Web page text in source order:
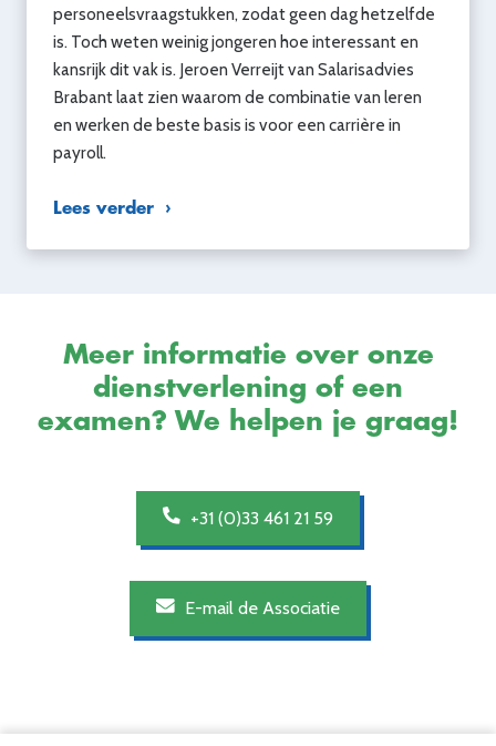
personeelsvraagstukken, zodat geen dag hetzelfde
is. Toch weten weinig jongeren hoe interessant en
kansrijk dit vak is. Jeroen Verreijt van Salarisadvies
Brabant laat zien waarom de combinatie van leren
en werken de beste basis is voor een carrière in
payroll.
Lees verder
Meer informatie over onze
dienstverlening of een
examen? We helpen je graag!
+31 (0)33 461 21 59
E-mail de Associatie